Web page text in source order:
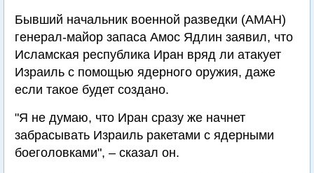
Бывший начальник военной разведки (АМАН)
генерал-майор запаса Амос Ядлин заявил, что
Исламская республика Иран вряд ли атакует
Израиль с помощью ядерного оружия, даже
если такое будет создано.
"Я не думаю, что Иран сразу же начнет
забрасывать Израиль ракетами с ядерными
боеголовками", – сказал он.